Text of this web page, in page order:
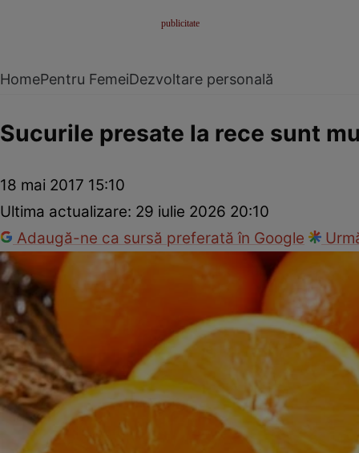
HomePentru FemeiDezvoltare personală
Sucurile presate la rece sunt
18 mai 2017 15:10
Ultima actualizare: 29 iulie 2026 20:10
Adaugă-ne ca sursă preferată în Google